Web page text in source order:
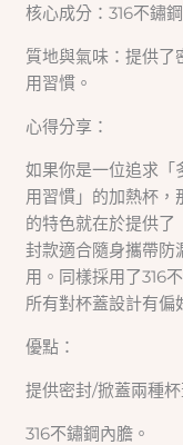
核心成分：316不鏽
質地與氣味：提供了
用習慣。
心得分享：
如果你是一位追求「
用習慣」的加熱杯
的特色就在於提供了
封款適合隨身攜帶防
用。同樣採用了316
所有對杯蓋設計有偏
優點：
提供密封/掀蓋兩種
316不鏽鋼內膽。